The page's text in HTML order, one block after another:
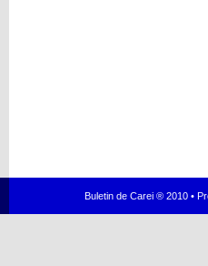
Buletin de Carei ® 2010 •